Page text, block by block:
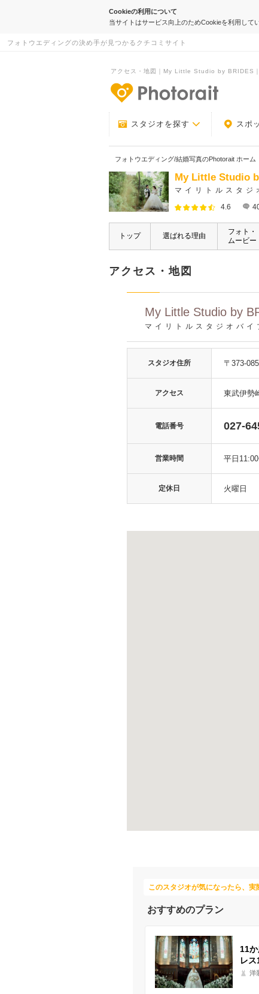
Cookieの利用について
当サイトはサービス向上のためCookieを利用して
フォトウエディングの決め手が見つかるクチコミサイト
アクセス・地図｜My Little Studio by BRIDES
スタジオを探す スポ
フォトウエディング/結婚写真のPhotorait ホーム
My Little Studio
マイリトルスタジ
4.6
トップ 選ばれる理由
フォト・
ムービー
アクセス・地図
My Little Studio by
マイリトルスタジオバイ
スタジオ住所 〒373-
アクセス 東武伊勢
電話番号 027-
営業時間 平日
定休日 火曜日
このスタジオが気になったら、実
おすすめのプラン
11
レス
洋